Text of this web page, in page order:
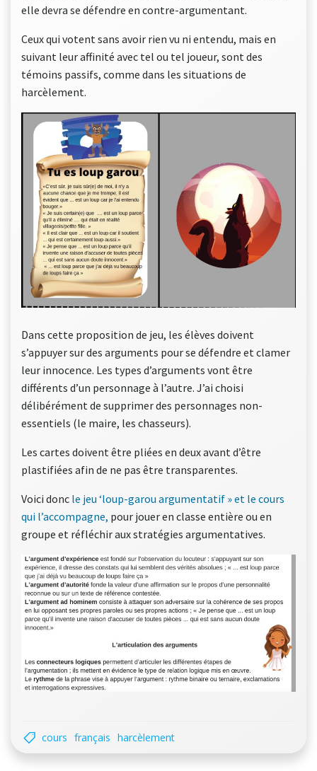
elle devra se défendre en contre-argumentant.
Ceux qui votent sans avoir rien vu ni entendu, mais en
suivant leur affinité avec tel ou tel joueur, sont des
témoins passifs, comme dans les situations de
harcèlement.
Dans cette proposition de jeu, les élèves doivent
s’appuyer sur des arguments pour se défendre et clamer
leur innocence. Les types d’arguments vont être
différents d’un personnage à l’autre. J’ai choisi
délibérément de supprimer des personnages non-
essentiels (le maire, les chasseurs).
Les cartes doivent être pliées en deux avant d’être
plastifiées afin de ne pas être transparentes.
Voici donc le jeu ‘loup-garou argumentatif » et le cours
qui l’accompagne, pour jouer en classe entière ou en
groupe et réfléchir aux stratégies argumentatives.
cours français harcèlement